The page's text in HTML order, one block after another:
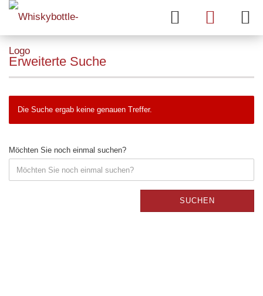
Erweiterte Suche
Die Suche ergab keine genauen Treffer.
Möchten Sie noch einmal suchen?
SUCHEN